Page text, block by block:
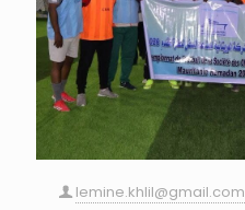
lemine.khlil@gmail.com